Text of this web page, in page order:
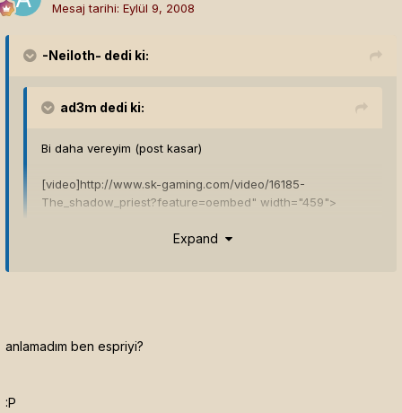
Mesaj tarihi: Eylül 9, 2008
-Neiloth- dedi ki:
ad3m dedi ki:
Bi daha vereyim (post kasar)
[video]http://www.sk-gaming.com/video/16185-
The_shadow_priest?feature=oembed" width="459">
Expand
anlamadım ben espriyi?
:P